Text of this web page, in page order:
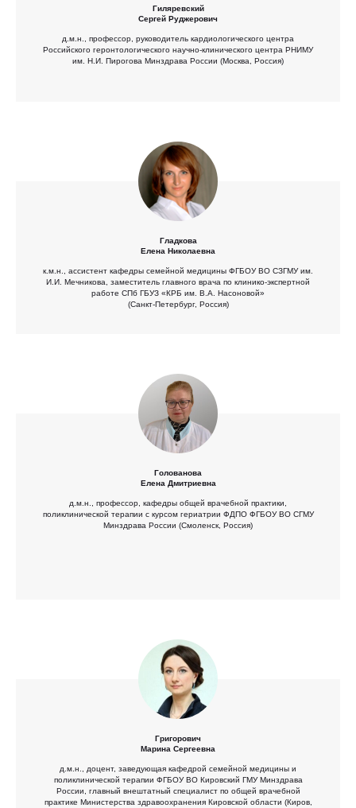
Гиляревский
Сергей Руджерович
д.м.н., профессор, руководитель кардиологического центра
Российского геронтологического научно-клинического центра РНИМУ
им. Н.И. Пирогова Минздрава России (Москва, Россия)
Гладкова
Елена Николаевна
к.м.н., ассистент кафедры семейной медицины ФГБОУ ВО СЗГМУ им.
И.И. Мечникова, заместитель главного врача по клинико-экспертной
работе СПб ГБУЗ «КРБ им. В.А. Насоновой»
(Санкт-Петербург, Россия)
Голованова
Елена Дмитриевна
д.м.н., профессор, кафедры общей врачебной практики,
поликлинической терапии с курсом гериатрии ФДПО ФГБОУ ВО СГМУ
Минздрава России (Смоленск, Россия)
Григорович
Марина Сергеевна
д.м.н., доцент, заведующая кафедрой семейной медицины и
поликлинической терапии ФГБОУ ВО Кировский ГМУ Минздрава
России, главный внештатный специалист по общей врачебной
практике Министерства здравоохранения Кировской области (Киров,